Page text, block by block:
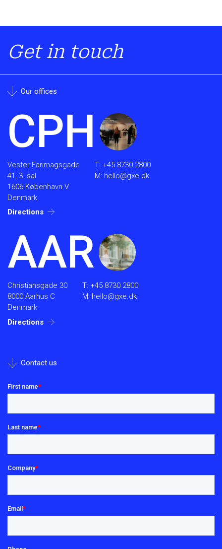
Get in touch
Our offices
CPH
Vester Farimagsgade
41, 3. sal
1606 København V
Denmark
Directions
T: +45 8730 2800
M: hello@gxe.dk
AAR
Christiansgade 30
8000 Aarhus C
Denmark
Directions
T: +45 8730 2800
M: hello@gxe.dk
Contact us